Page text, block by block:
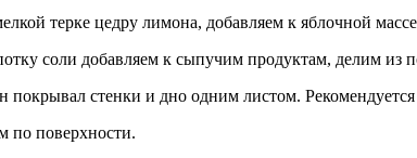
терке цедру лимона, добавляем к яблочной
соли добавляем к сыпучим продуктам, делим из
стенки и дно одним листом. Рекомендуется
по поверхности.